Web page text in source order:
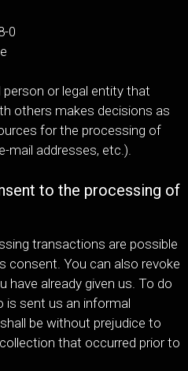
0
or legal entity that
others makes decisions as
for the processing of
mail addresses, etc.).
to the processing of
transactions are possible
consent. You can also revoke
have already given us. To do
is sent us an informal
be without prejudice to
that occurred prior to